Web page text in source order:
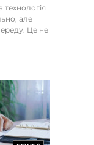
технологія
але
Це не